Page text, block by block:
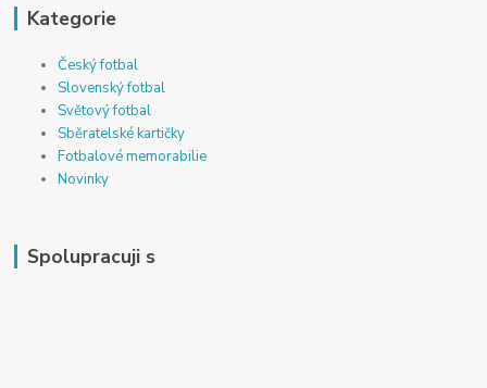
Kategorie
Český fotbal
Slovenský fotbal
Světový fotbal
Sběratelské kartičky
Fotbalové memorabilie
Novinky
Spolupracuji s